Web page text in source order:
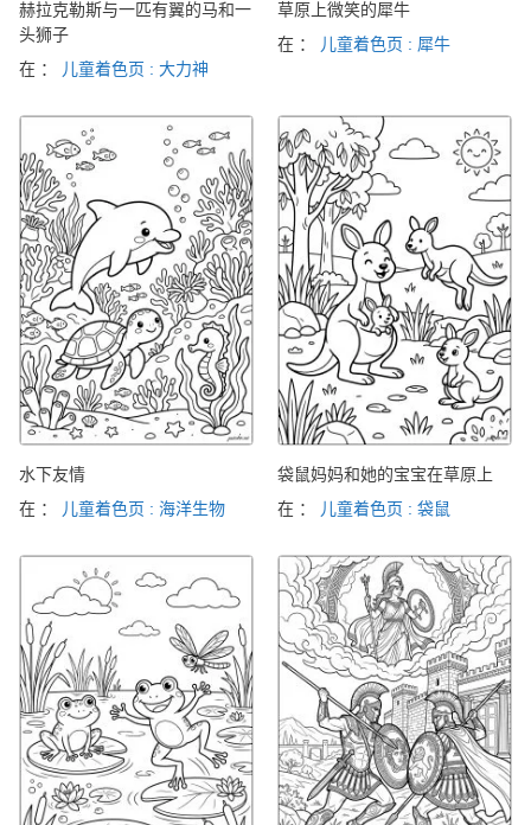
赫拉克勒斯与一匹有翼的马和一
头狮子
在 ：
儿童着色页 : 大力神
草原上微笑的犀牛
在 ：
儿童着色页 : 犀牛
水下友情
在 ：
儿童着色页 : 海洋生物
袋鼠妈妈和她的宝宝在草原上
在 ：
儿童着色页 : 袋鼠